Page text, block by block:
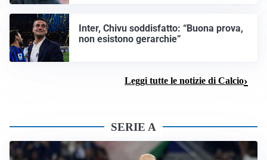
Inter, Chivu soddisfatto: “Buona prova,
non esistono gerarchie”
Leggi tutte le notizie di Calcio
SERIE A